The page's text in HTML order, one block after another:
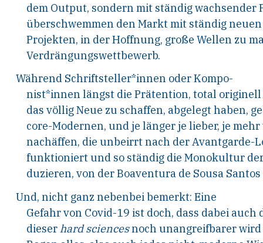
dem Output, sondern mit ständig wachsender
überschwemmen den Markt mit ständig
Projekten, in der Hoffnung, große Wellen zu
Verdrängungswettbewerb.
Während Schriftsteller*innen oderKompo-
nist*innen längst die Prätention, total
das völlig Neue zu schaffen, abgelegt haben,
core-Modernen, und je länger je lieber, je
nachäffen, die unbeirrt nach der Avantgarde-
funktioniert und so ständig die Monokultur
duzieren, von der Boaventura de Sousa
Und, nicht ganz nebenbeibemerkt: Eine
Gefahr von Covid-19 ist doch, dass dabei
dieserhard sciencesnoch unangreifbarer